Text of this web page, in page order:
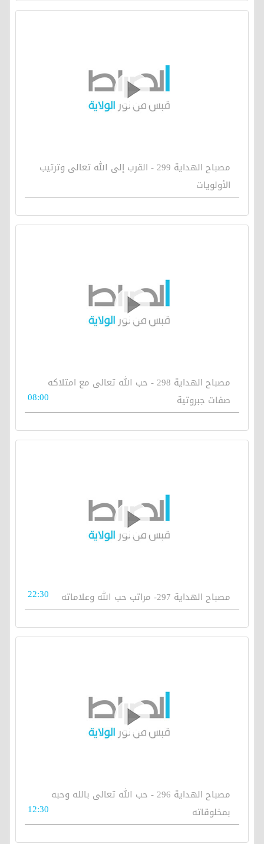
مصباح الهداية 299 - القرب إلى الله تعالى وترتيب
الأولويات
مصباح الهداية 298 - حب الله تعالى مع امتلاكه
صفات جبروتية
08:00
مصباح الهداية 297- مراتب حب الله وعلاماته 22:30
مصباح الهداية 296 - حب الله تعالى بالله وحبه
بمخلوقاته
12:30